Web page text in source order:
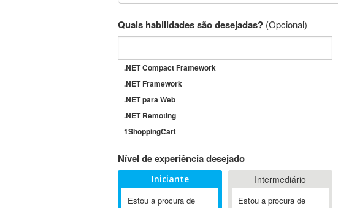
Quais habilidades são desejadas? (Opcional)
.NET Compact Framework
.NET Framework
.NET para Web
.NET Remoting
1ShoppingCart
3GSM
4D Dimension
802.11
Nível de experiência desejado
Iniciante
Estou a procura de
Intermediário
Estou a procura de